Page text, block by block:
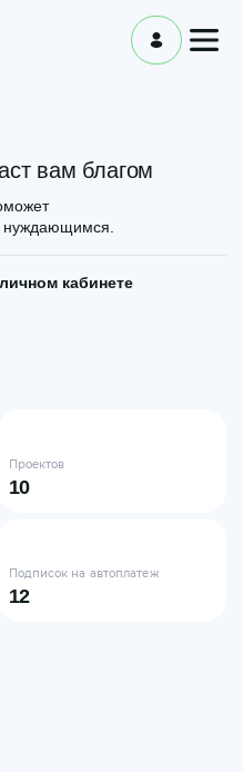
вам благом
нуждающимся.
кабинете
Проектов
10
Подписок на автоплатеж
12